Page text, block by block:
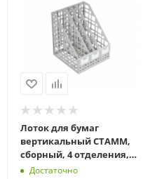
Лоток для бумаг
вертикальный СТАММ,
сборный, 4 отделения,
серый
Достаточно